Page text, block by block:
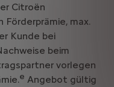
Citroën
max.
Kunde bei
beim
vorlegen
e Angebot gültig